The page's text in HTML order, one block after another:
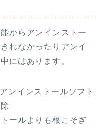
からアンインストー
れなかったりアンイ
にはあります。
ンインストールソフト
ールよりも根こそぎ